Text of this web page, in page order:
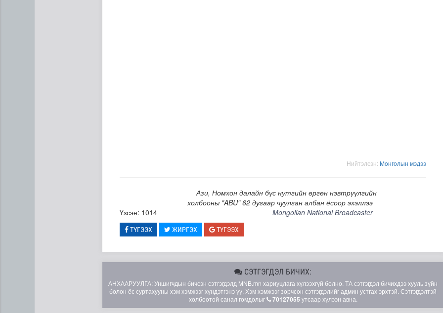
Нийтэлсэн: Moнголын мэдээ
Ази, Номхон далайн бүс нутгийн өргөн нэвтрүүлгийн
холбооны "ABU" 62 дугаар чуулган албан ёсоор эхэллээ
Үзсэн: 1014
Mongolian National Broadcaster
ТҮГЭЭХ ЖИРГЭХ ТҮГЭЭХ
СЭТГЭГДЭЛ БИЧИХ:
АНХААРУУЛГА: Уншигчдын бичсэн сэтгэгдэлд MNB.mn хариуцлага хүлээхгүй болно. ТА сэтгэгдэл бичихдээ хууль зүйн
болон ёс суртахууны хэм хэмжээг хүндэтгэнэ үү. Хэм хэмжээг зөрчсөн сэтгэгдэлийг админ устгах эрхтэй. Сэтгэгдэлтэй
холбоотой санал гомдолыг
70127055 утсаар хүлээн авна.